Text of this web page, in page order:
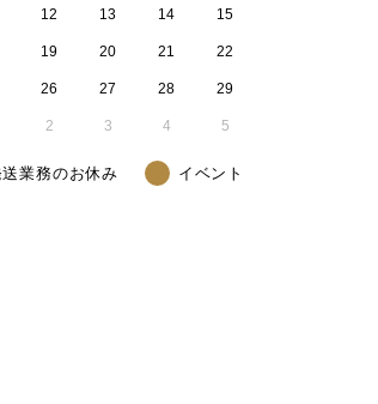
12 13 14 15
19 20 21 22
26 27 28 29
2 3 4 5
業務のお休み イベント